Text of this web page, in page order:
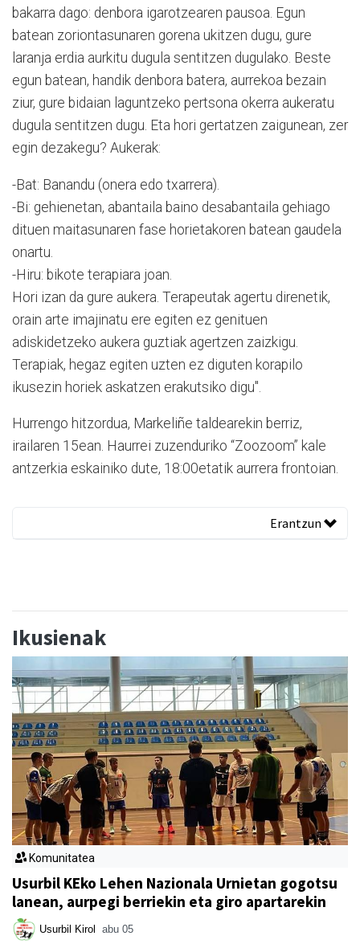
bakarra dago: denbora igarotzearen pausoa. Egun
batean zoriontasunaren gorena ukitzen dugu, gure
laranja erdia aurkitu dugula sentitzen dugulako. Beste
egun batean, handik denbora batera, aurrekoa bezain
ziur, gure bidaian laguntzeko pertsona okerra aukeratu
dugula sentitzen dugu. Eta hori gertatzen zaigunean, zer
egin dezakegu? Aukerak:
-Bat: Banandu (onera edo txarrera).
-Bi: gehienetan, abantaila baino desabantaila gehiago
dituen maitasunaren fase horietakoren batean gaudela
onartu.
-Hiru: bikote terapiara joan.
Hori izan da gure aukera. Terapeutak agertu direnetik,
orain arte imajinatu ere egiten ez genituen
adiskidetzeko aukera guztiak agertzen zaizkigu.
Terapiak, hegaz egiten uzten ez diguten korapilo
ikusezin horiek askatzen erakutsiko digu".
Hurrengo hitzordua, Markeliñe taldearekin berriz,
irailaren 15ean. Haurrei zuzenduriko “Zoozoom” kale
antzerkia eskainiko dute, 18:00etatik aurrera frontoian.
Erantzun
Ikusienak
Komunitatea
Usurbil KEko Lehen Nazionala Urnietan gogotsu
lanean, aurpegi berriekin eta giro apartarekin
Usurbil Kirol abu 05